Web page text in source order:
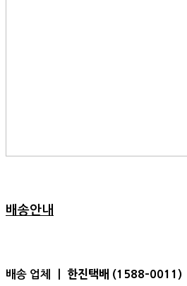
배송안내
배송 업체 ㅣ 한진택배 (1588-0011)